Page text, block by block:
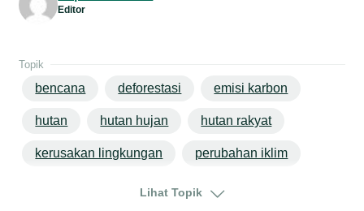
Editor
Topik
bencana deforestasi emisi karbon
hutan hutan hujan hutan rakyat
kerusakan lingkungan perubahan iklim
sumatera
Lihat Topik